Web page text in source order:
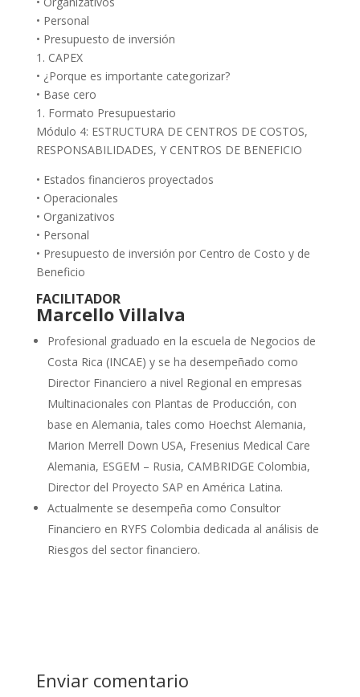
• Personal
• Presupuesto de inversión
1. CAPEX
• ¿Porque es importante categorizar?
• Base cero
1. Formato Presupuestario
Módulo 4: ESTRUCTURA DE CENTROS DE COSTOS,
RESPONSABILIDADES, Y CENTROS DE BENEFICIO
• Estados financieros proyectados
• Operacionales
• Organizativos
• Personal
• Presupuesto de inversión por Centro de Costo y de
Beneficio
FACILITADOR
Marcello Villalva
Profesional graduado en la escuela de Negocios de
Costa Rica (INCAE) y se ha desempeñado como
Director Financiero a nivel Regional en empresas
Multinacionales con Plantas de Producción, con
base en Alemania, tales como Hoechst Alemania,
Marion Merrell Down USA, Fresenius Medical Care
Alemania, ESGEM – Rusia, CAMBRIDGE Colombia,
Director del Proyecto SAP en América Latina.
Actualmente se desempeña como Consultor
Financiero en RYFS Colombia dedicada al análisis de
Riesgos del sector financiero.
Enviar comentario